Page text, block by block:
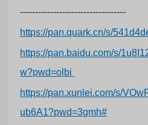
-----------------------------------
https://pan.quark.cn/s/
https://pan.baidu.com/s/
w?pwd=olbi
https://pan.xunlei.com/s/
ub6A1?pwd=3gmh#